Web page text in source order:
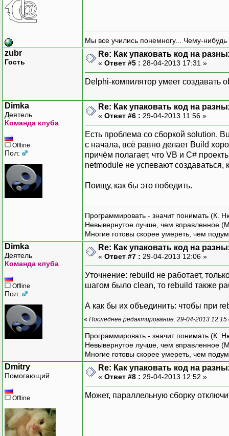
Мы все учились понемногу... Чему-нибудь
zubr
Гость
Re: Как упаковать код на
« Ответ #5 : 28-04-2013 17:31 »
Delphi-компилятор умеет создавать
Dimka
Деятель
Команда клуба
Offline
Пол:
Re: Как упаковать код на
« Ответ #6 : 29-04-2013 11:56 »
Есть проблема со сборкой solution.
с начала, всё равно делает Build
причём полагает, что VB и C#
netmodule не успевают создаваться,
Поищу, как бы это победить.
Программировать - значит понимать (К.
Невывернутое лучше, чем вправленное
Многие готовы скорее умереть, чем
Dimka
Деятель
Команда клуба
Offline
Пол:
Re: Как упаковать код на
« Ответ #7 : 29-04-2013 12:06 »
Уточнение: rebuild не работает,
шагом было clean, то rebuild также
А как бы их объединить: чтобы при
« Последнее редактирование: 29-04-2013
Программировать - значит понимать (К.
Невывернутое лучше, чем вправленное
Многие готовы скорее умереть, чем
Dmitry
Помогающий
Offline
Re: Как упаковать код на
« Ответ #8 : 29-04-2013 12:52 »
Может, параллельную сборку